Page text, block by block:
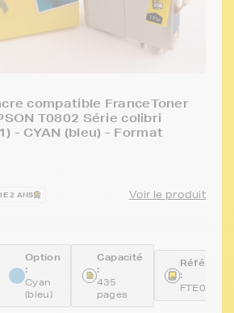
compatible FranceToner
T0802 Série colibri
- CYAN (bleu) - Format
2 ANS Voir le produit
Option
:
Cyan
(bleu)
Capacité
:
435
pages
:
FTE0802